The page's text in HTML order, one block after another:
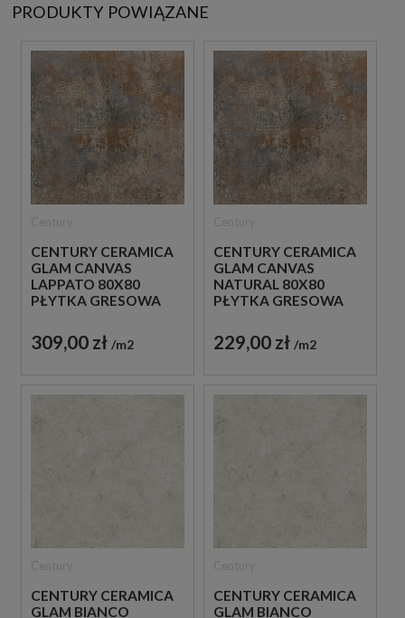
PRODUKTY POWIĄZANE
CENTURY CERAMICA
GLAM CANVAS
LAPPATO 80X80
PŁYTKA GRESOWA
309,00 zł m2
CENTURY CERAMICA
GLAM CANVAS
NATURAL 80X80
PŁYTKA GRESOWA
229,00 zł m2
CENTURY CERAMICA
GLAM BIANCO
CENTURY CERAMICA
GLAM BIANCO